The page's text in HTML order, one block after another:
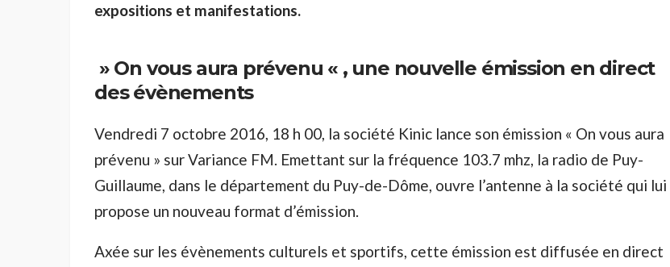
expositions et manifestations.
» On vous aura prévenu « , une nouvelle émission en direct
des évènements
Vendredi 7 octobre 2016, 18 h 00, la société Kinic lance son émission « On vous aura
prévenu » sur Variance FM. Emettant sur la fréquence 103.7 mhz, la radio de Puy-
Guillaume, dans le département du Puy-de-Dôme, ouvre l’antenne à la société qui lui
propose un nouveau format d’émission.
Axée sur les évènements culturels et sportifs, cette émission est diffusée en direct